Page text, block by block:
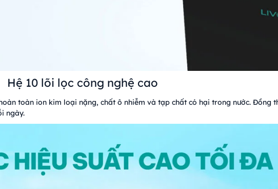
Hệ 10 lõi lọc công nghệ cao
toàn ion kim loại nặng, chất ô nhiễm và tạp chất có hại trong nước. Đồng
ngày.